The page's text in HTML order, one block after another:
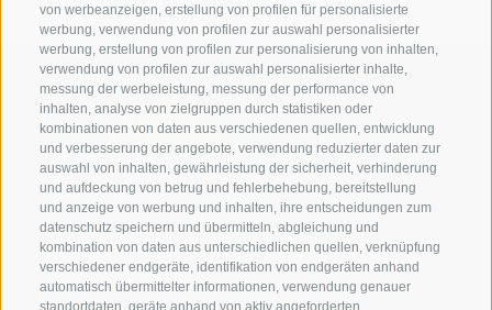
von werbeanzeigen, erstellung von profilen für personalisierte
werbung, verwendung von profilen zur auswahl personalisierter
werbung, erstellung von profilen zur personalisierung von inhalten,
verwendung von profilen zur auswahl personalisierter inhalte,
messung der werbeleistung, messung der performance von
inhalten, analyse von zielgruppen durch statistiken oder
kombinationen von daten aus verschiedenen quellen, entwicklung
und verbesserung der angebote, verwendung reduzierter daten zur
auswahl von inhalten, gewährleistung der sicherheit, verhinderung
und aufdeckung von betrug und fehlerbehebung, bereitstellung
und anzeige von werbung und inhalten, ihre entscheidungen zum
datenschutz speichern und übermitteln, abgleichung und
kombination von daten aus unterschiedlichen quellen, verknüpfung
verschiedener endgeräte, identifikation von endgeräten anhand
automatisch übermittelter informationen, verwendung genauer
Eirl Dolomites Retreat Sappada
Borgata Cima, 133